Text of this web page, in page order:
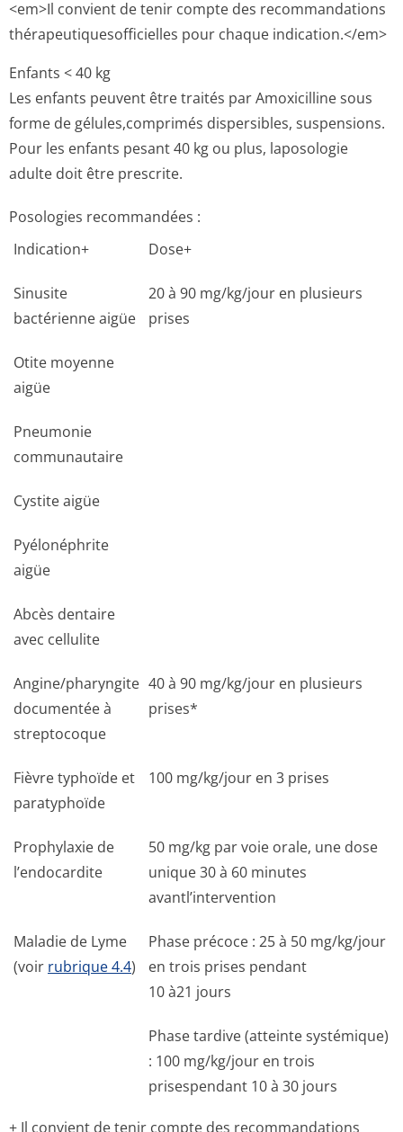
<em>Il convient de tenir compte des recommandations
thérapeutique­sofficielles pour chaque indication.</em>
Enfants < 40 kg
Les enfants peuvent être traités par Amoxicilline sous
forme de gélules,comprimés dispersibles, suspensions.
Pour les enfants pesant 40 kg ou plus, laposologie
adulte doit être prescrite.
Posologies recommandées :
Indication+
Dose+
Sinusite
bactérienne aigüe
20 à 90 mg/kg/jour en plusieurs
prises
Otite moyenne
aigüe
Pneumonie
communautaire
Cystite aigüe
Pyélonéphrite
aigüe
Abcès dentaire
avec cellulite
Angine/pharyngite
documentée à
streptocoque
40 à 90 mg/kg/jour en plusieurs
prises*
Fièvre typhoïde et
paratyphoïde
100 mg/kg/jour en 3 prises
Prophylaxie de
l’endocardite
50 mg/kg par voie orale, une dose
unique 30 à 60 minutes
avantl’intervention
Maladie de Lyme
(voir rubrique 4.4)
Phase précoce : 25 à 50 mg/kg/jour
en trois prises pendant
10 à21 jours
Phase tardive (atteinte systémique)
: 100 mg/kg/jour en trois
prisespendant 10 à 30 jours
+ Il convient de tenir compte des recommandations